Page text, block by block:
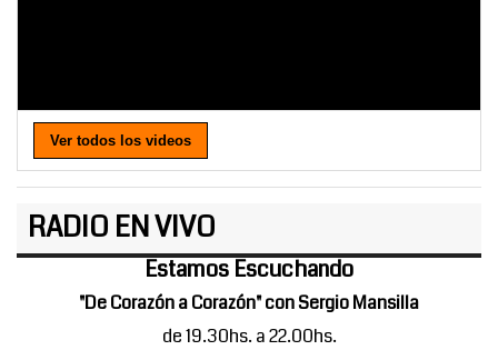
Ver todos los videos
RADIO EN VIVO
Estamos Escuchando
"De Corazón a Corazón" con Sergio Mansilla
de 19.30hs. a 22.00hs.